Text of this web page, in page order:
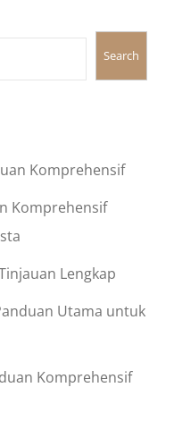
Search
Komprehensif
Komprehensif
Lengkap
Utama untuk
Komprehensif